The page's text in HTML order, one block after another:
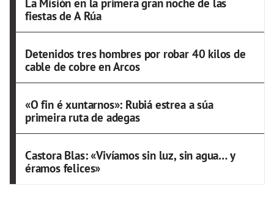
La Misión en la primera gran noche de las
fiestas de A Rúa
Detenidos tres hombres por robar 40 kilos de
cable de cobre en Arcos
«O fin é xuntarnos»: Rubiá estrea a súa
primeira ruta de adegas
Castora Blas: «Vivíamos sin luz, sin agua… y
éramos felices»